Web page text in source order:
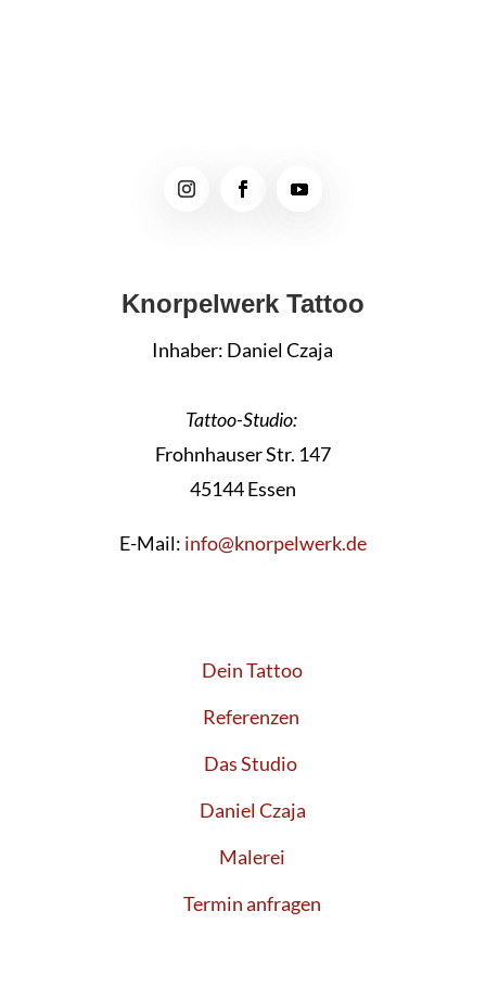
Knorpelwerk Tattoo
Inhaber: Daniel Czaja
Tattoo-Studio:
Frohnhauser Str. 147
45144 Essen
E-Mail: info@knorpelwerk.de
Dein Tattoo
Referenzen
Das Studio
Daniel Czaja
Malerei
Termin anfragen